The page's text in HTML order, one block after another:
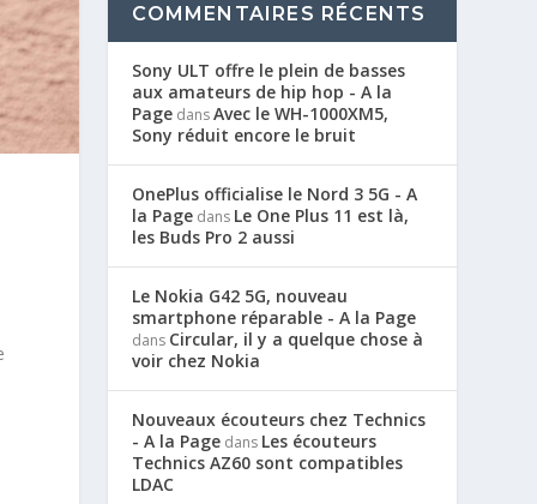
COMMENTAIRES RÉCENTS
Sony ULT offre le plein de basses
aux amateurs de hip hop - A la
Page dansAvec le WH-1000XM5,
Sony réduit encore le bruit
OnePlus officialise le Nord 3 5G - A
la Page dans Le One Plus 11 est là,
les Buds Pro 2 aussi
Le Nokia G42 5G, nouveau
smartphone réparable - A la Page
dans Circular, il y a quelque chose à
voir chez Nokia
Nouveaux écouteurs chez Technics
- A la Page dans Les écouteurs
Technics AZ60 sont compatibles
LDAC